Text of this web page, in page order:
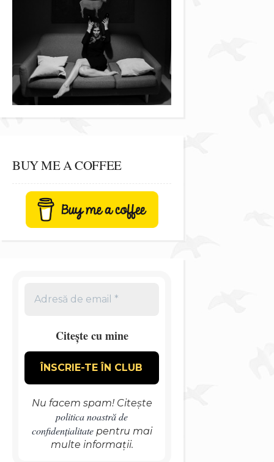
BUY ME A COFFEE
Citește cu mine
Nu facem spam! Citește
politica noastră de
confidențialitatepentru mai
multe informații.